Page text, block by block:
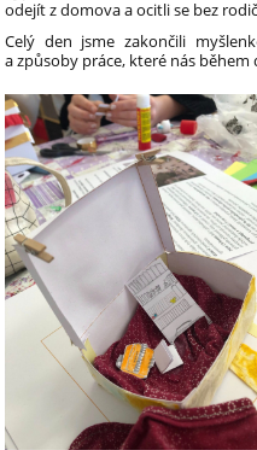
odejít z domova a ocitli se bez
Celý den jsme zakončili
a způsoby práce, které nás během